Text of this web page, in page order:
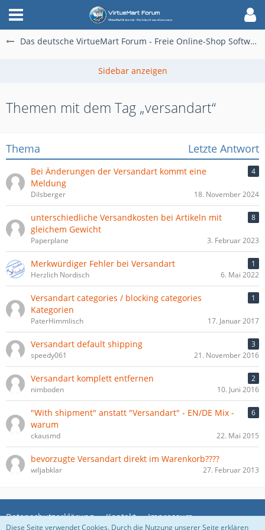
Das deutsche VirtueMart Forum - Freie Online-Shop Software für alle
Themen mit dem Tag „versandart“
Thema Letzte Antwort
Bei Änderungen der Versandart kommt eine
Meldung
4
Dilsberger 18. November 2024
unterschiedliche Versandkosten bei Artikeln mit
gleichem Gewicht
8
Paperplane 3. Februar 2023
Merkwürdiger Fehler bei Versandart
1
Herzlich Nordisch
6. Mai 2022
Versandart categories / blocking categories
Kategorien
1
PaterHimmlisch 17. Januar 2017
Versandart default shipping
3
speedy061
21. November 2016
Versandart komplett entfernen
2
nimboden
10. Juni 2016
"With shipment" anstatt "Versandart" - EN/DE Mix -
warum
6
ckausmd 22. Mai 2015
bevorzugte Versandart direkt im Warenkorb????
wiljabklar 27. Februar 2013
Datenschutzerklärung Kontakt Impressum
Diese Seite verwendet Cookies. Durch die Nutzung unserer Seite erklären